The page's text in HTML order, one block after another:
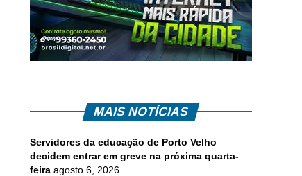
MAIS NOTÍCIAS
Servidores da educação de Porto Velho
decidem entrar em greve na próxima quarta-
feira agosto 6, 2026